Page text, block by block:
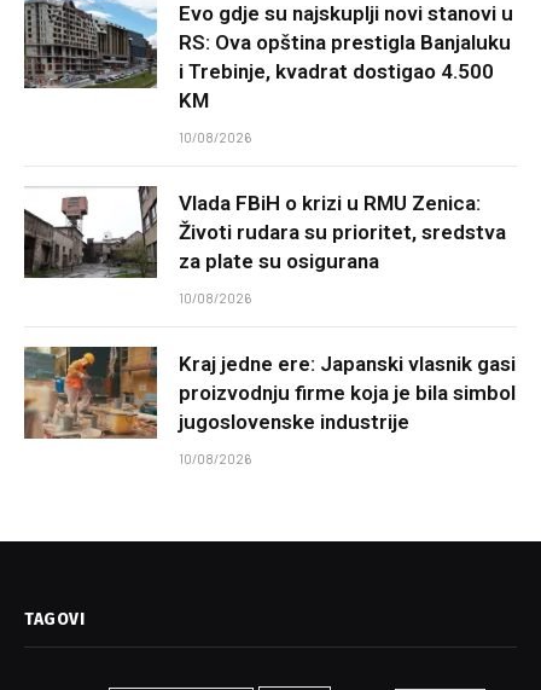
Evo gdje su najskuplji novi stanovi u
RS: Ova opština prestigla Banjaluku
i Trebinje, kvadrat dostigao 4.500
KM
10/08/2026
Vlada FBiH o krizi u RMU Zenica:
Životi rudara su prioritet, sredstva
za plate su osigurana
10/08/2026
Kraj jedne ere: Japanski vlasnik gasi
proizvodnju firme koja je bila simbol
jugoslovenske industrije
10/08/2026
TAGOVI